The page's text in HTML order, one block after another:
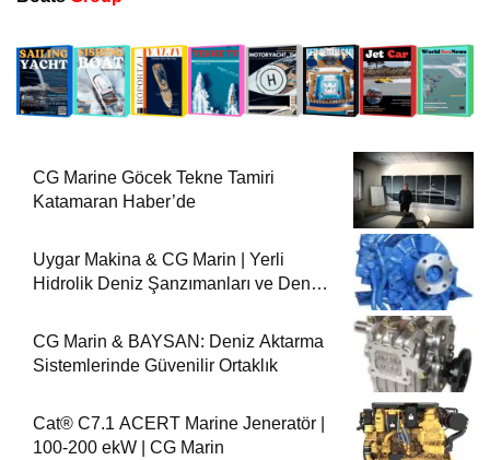
CG Marine Göcek Tekne Tamiri
Katamaran Haber’de
Uygar Makina & CG Marin | Yerli
Hidrolik Deniz Şanzımanları ve Deniz
CG Marin & BAYSAN: Deniz Aktarma
Sistemlerinde Güvenilir Ortaklık
Cat® C7.1 ACERT Marine Jeneratör |
100-200 ekW | CG Marin